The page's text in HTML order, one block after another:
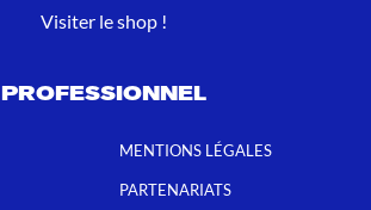
Visiter le shop !
PROFESSIONNEL
MENTIONS LÉGALES
PARTENARIATS